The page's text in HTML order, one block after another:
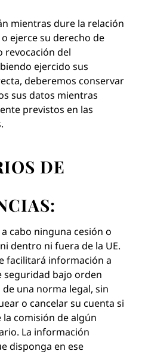
mientras dure la relación
ejerce su derecho de
revocación del
ejercido sus
deberemos conservar
sus datos mientras
previstos en las
DE
a cabo ninguna cesión o
dentro ni fuera de la UE.
facilitará información a
seguridad bajo orden
una norma legal, sin
o cancelar su cuenta si
comisión de algún
La información
disponga en ese